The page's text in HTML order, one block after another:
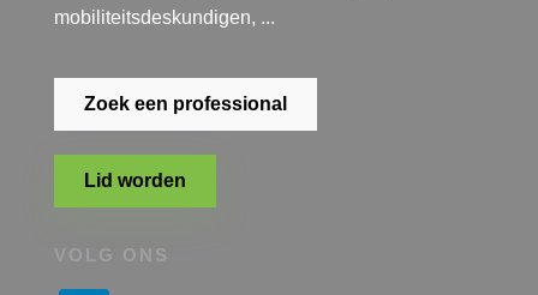
mobiliteitsdeskundigen, ...
Zoek een professional
Lid worden
VOLG ONS